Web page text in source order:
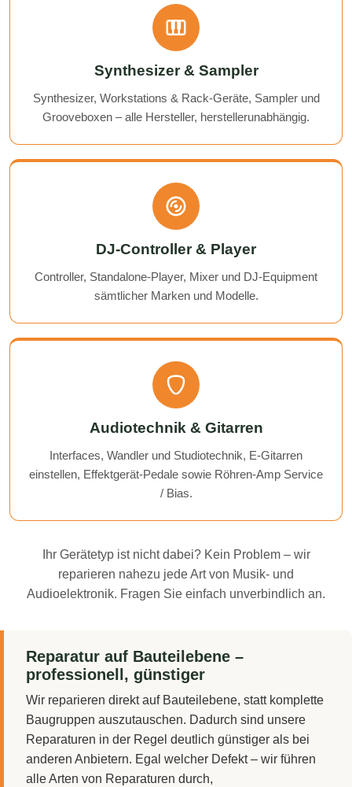
Synthesizer & Sampler
Synthesizer, Workstations & Rack-Geräte, Sampler und
Grooveboxen – alle Hersteller, herstellerunabhängig.
DJ-Controller & Player
Controller, Standalone-Player, Mixer und DJ-Equipment
sämtlicher Marken und Modelle.
Audiotechnik & Gitarren
Interfaces, Wandler und Studiotechnik, E-Gitarren
einstellen, Effektgerät-Pedale sowie Röhren-Amp Service
/ Bias.
Ihr Gerätetyp ist nicht dabei? Kein Problem – wir
reparieren nahezu jede Art von Musik- und
Audioelektronik. Fragen Sie einfach unverbindlich an.
Reparatur auf Bauteilebene –
professionell, günstiger
Wir reparieren direkt auf Bauteilebene, statt komplette
Baugruppen auszutauschen. Dadurch sind unsere
Reparaturen in der Regel deutlich günstiger als bei
anderen Anbietern. Egal welcher Defekt – wir führen
alle Arten von Reparaturen durch,